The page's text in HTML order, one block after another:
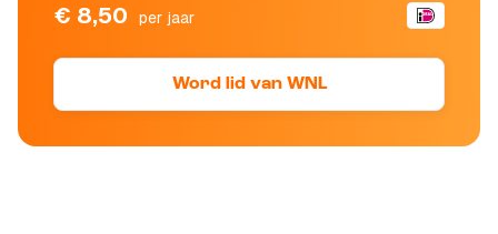
€ 8,50 per jaar
Word lid van WNL